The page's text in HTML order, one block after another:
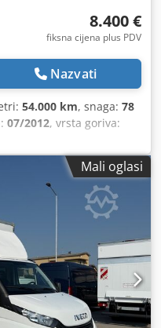
8.400 €
fiksna cijena plus PDV
Nazvati
54.000 km, snaga: 78
07/2012, vrsta goriva:
prijenosa:
2, Oprema:ABS,
(ESP), filtar čestica,Mali oglasi